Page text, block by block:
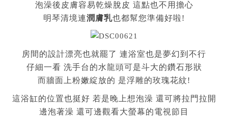
泡澡後皮膚容易乾燥脫皮 這點也不用擔心
明琴清境連潤膚乳也都幫您準備好啦!
房間的設計漂亮也就罷了 連浴室也是夢幻到不行
仔細一看 洗手台的水龍頭可是斗大的鑽石形狀
而牆面上粉嫩綻放的 是浮雕的玫瑰花紋!
這浴缸的位置也挺好 若是晚上想泡澡 還可將拉門拉開
邊泡著澡 還可邊觀看大螢幕的電視節目